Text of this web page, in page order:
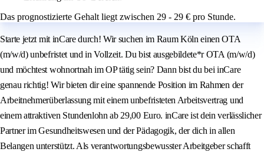
Das prognostizierte Gehalt liegt zwischen 29 - 29 € pro Stunde.
Starte jetzt mit inCare durch! Wir suchen im Raum Köln einen OTA
(m/w/d) unbefristet und in Vollzeit. Du bist ausgebildete*r OTA (m/w/d)
und möchtest wohnortnah im OP tätig sein? Dann bist du bei inCare
genau richtig! Wir bieten dir eine spannende Position im Rahmen der
Arbeitnehmerüberlassung mit einem unbefristeten Arbeitsvertrag und
einem attraktiven Stundenlohn ab 29,00 Euro. inCare ist dein verlässlicher
Partner im Gesundheitswesen und der Pädagogik, der dich in allen
Belangen unterstützt. Als verantwortungsbewusster Arbeitgeber schafft